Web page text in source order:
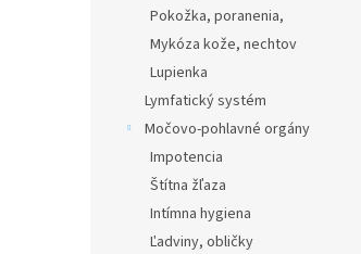
Pokožka, poranenia,
Mykóza kože, nechtov
Lupienka
Lymfatický systém
Močovo-pohlavné orgány
Impotencia
Štítna žľaza
Intímna hygiena
Ľadviny, obličky